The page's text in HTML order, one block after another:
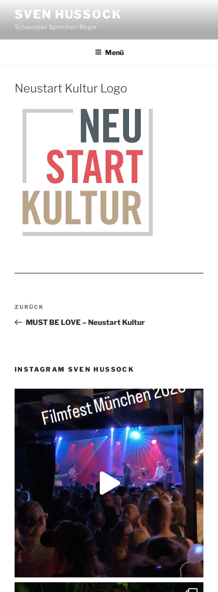
Inhalt
springen
SVEN HUSSOCK
Schauspiel Sprechen Regie
Menü
Neustart Kultur Logo
Beitragsnavigation
Vorheriger
Beitrag
ZURÜCK
MUST BE LOVE – Neustart Kultur
INSTAGRAM SVEN HUSSOCK